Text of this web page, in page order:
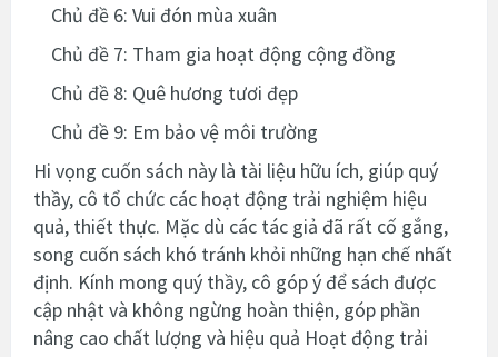
Chủ đề 6: Vui đón mùa xuân
Chủ đề 7: Tham gia hoạt động cộng đồng
Chủ đề 8: Quê hương tươi đẹp
Chủ đề 9: Em bảo vệ môi trường
Hi vọng cuốn sách này là tài liệu hữu ích, giúp quý
thầy, cô tổ chức các hoạt động trải nghiệm hiệu
quả, thiết thực. Mặc dù các tác giả đã rất cố gắng,
song cuốn sách khó tránh khỏi những hạn chế nhất
định. Kính mong quý thầy, cô góp ý để sách được
cập nhật và không ngừng hoàn thiện, góp phần
nâng cao chất lượng và hiệu quả Hoạt động trải